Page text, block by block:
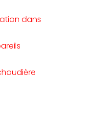
dans